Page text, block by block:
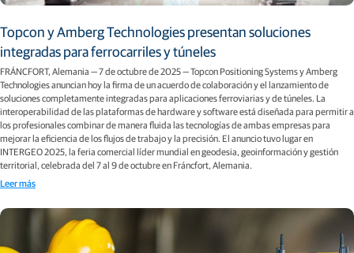
Topcon y Amberg Technologies presentan soluciones
integradas para ferrocarriles y túneles
FRÁNCFORT, Alemania — 7 de octubre de 2025 — Topcon Positioning Systems y Amberg
Technologies anuncian hoy la firma de un acuerdo de colaboración y el lanzamiento de
soluciones completamente integradas para aplicaciones ferroviarias y de túneles. La
interoperabilidad de las plataformas de hardware y software está diseñada para permitir a
los profesionales combinar de manera fluida las tecnologías de ambas empresas para
mejorar la eficiencia de los flujos de trabajo y la precisión. El anuncio tuvo lugar en
INTERGEO 2025, la feria comercial líder mundial en geodesia, geoinformación y gestión
territorial, celebrada del 7 al 9 de octubre en Fráncfort, Alemania.
Leer más